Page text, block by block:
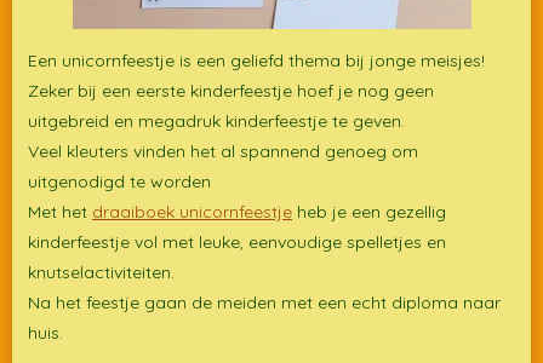
Een unicornfeestje is een geliefd thema bij jonge meisjes!
Zeker bij een eerste kinderfeestje hoef je nog geen
uitgebreid en megadruk kinderfeestje te geven.
Veel kleuters vinden het al spannend genoeg om
uitgenodigd te worden
Met het draaiboek unicornfeestje heb je een gezellig
kinderfeestje vol met leuke, eenvoudige spelletjes en
knutselactiviteiten.
Na het feestje gaan de meiden met een echt diploma naar
huis.